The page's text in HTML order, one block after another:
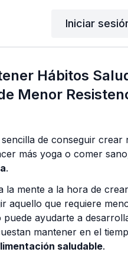
Iniciar
Hábitos
Menor
de conseguir crear
más yoga o comer
.
la mente a la hora de
aquello que requiere
ayudarte a
mantener en el
saludable.